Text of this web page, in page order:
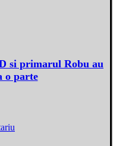
si primarul Robu au
o parte